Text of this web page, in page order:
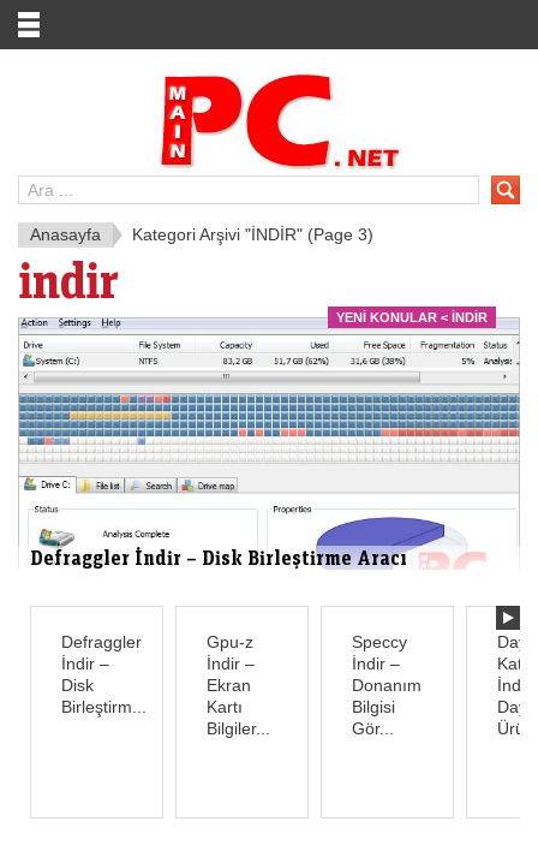
Anasayfa Kategori Arşivi "İNDİR" (Page 3)
i̇ndi̇r
YENI KONULAR < İNDİR
Defraggler İndir – Disk Birleştirme Aracı
Defraggler
İndir –
Disk
Birleştirm...
Gpu-z
İndir –
Ekran
Kartı
Bilgiler...
Speccy
İndir –
Donanım
Bilgisi
Gör...
İndir